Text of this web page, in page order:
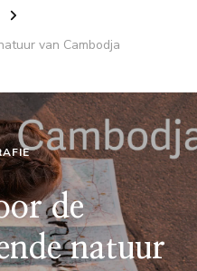
van Cambodja
de
natuur